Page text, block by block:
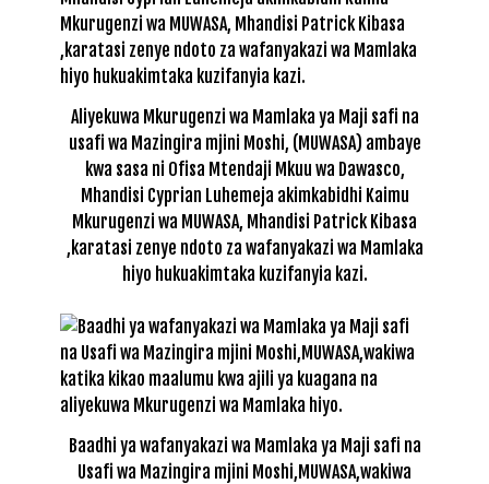
Aliyekuwa Mkurugenzi wa Mamlaka ya Maji safi na
usafi wa Mazingira mjini Moshi, (MUWASA) ambaye
kwa sasa ni Ofisa Mtendaji Mkuu wa Dawasco,
Mhandisi Cyprian Luhemeja akimkabidhi Kaimu
Mkurugenzi wa MUWASA, Mhandisi Patrick Kibasa
,karatasi zenye ndoto za wafanyakazi wa Mamlaka
hiyo hukuakimtaka kuzifanyia kazi.
Baadhi ya wafanyakazi wa Mamlaka ya Maji safi na
Usafi wa Mazingira mjini Moshi,MUWASA,wakiwa